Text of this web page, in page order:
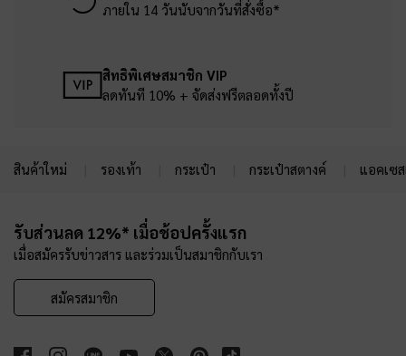
ภายใน 14 วันนับจากวันที่สั่งซื้อ*
สิทธิพิเศษสมาชิก VIP
ลดทันที 10% + จัดส่งฟรีตลอดทั้งปี
สินค้าใหม่ รองเท้า กระเป๋า กระเป๋าสตางค์ แอคเซ
รับส่วนลด 12%* เมื่อช้อปครั้งแรก
เมื่อสมัครรับข่าวสาร และร่วมเป็นสมาชิกกับเรา
สมัครสมาชิก